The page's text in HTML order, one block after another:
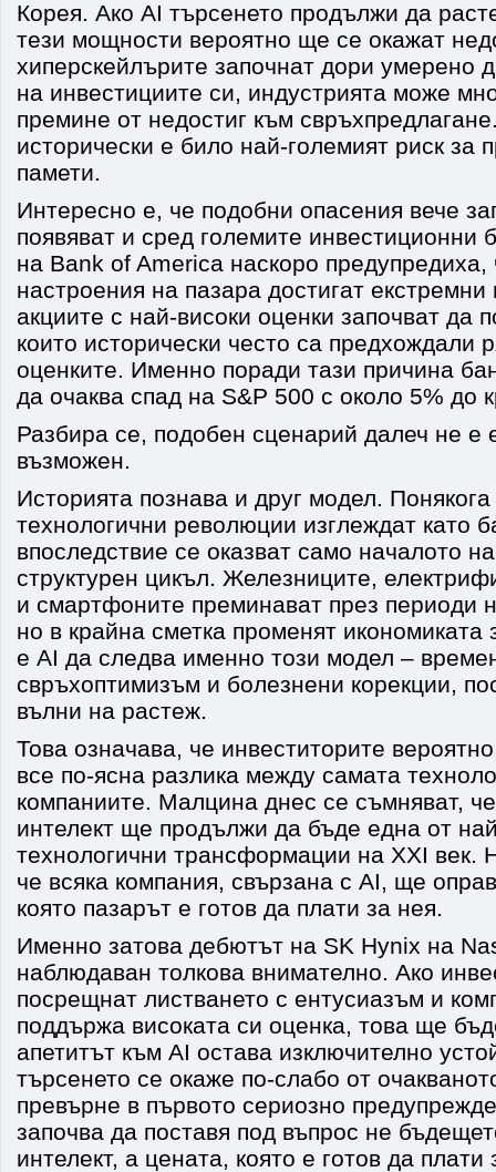
Корея. Ако AI търсенето продължи да
тези мощности вероятно ще се окажат
хиперскейлърите започнат дори умерено
на инвестициите си, индустрията може
премине от недостиг към
исторически е било най-големият риск за
памети.
Интересно е, че подобни опасения вече
появяват и сред големите инвестиционни
на Bank of America наскоро предупредиха,
настроения на пазара достигат
акциите с най-високи оценки започват да
които исторически често са предхождали
оценките. Именно поради тази причина
да очаква спад на S&P 500 с около 5% до
Разбира се, подобен сценарий далеч не е
възможен.
Историята познава и друг модел.
технологични революции изглеждат като
впоследствие се оказват само началото
структурен цикъл. Железниците,
и смартфоните преминават през периоди
но в крайна сметка променят
е AI да следва именно този модел –
свръхоптимизъм и болезнени корекции,
вълни на растеж.
Това означава, че инвеститорите
все по-ясна разлика между самата
компаниите. Малцина днес се съмняват, че
интелект ще продължи да бъде една от
технологични трансформации на XXI век.
че всяка компания, свързана с AI, ще
която пазарът е готов да плати за нея.
Именно затова дебютът на SK Hynix на
наблюдаван толкова внимателно. Ако
посрещнат листването с ентусиазъм и
поддържа високата си оценка, това ще
апетитът към AI остава изключително
търсенето се окаже по-слабо от
превърне в първото сериозно
започва да поставя под въпрос не
интелект, а цената, която е готов да плати